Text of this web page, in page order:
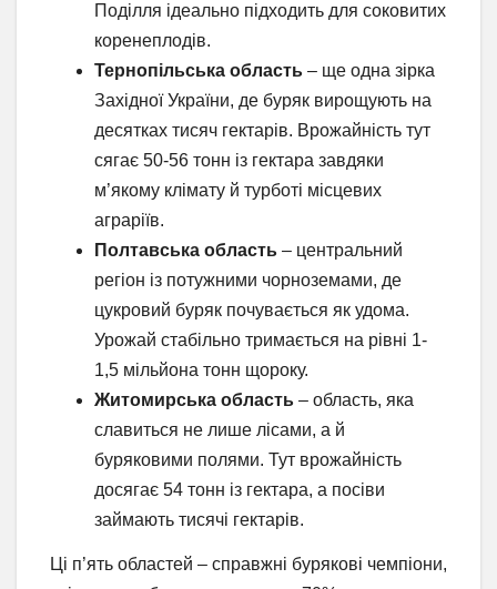
Поділля ідеально підходить для соковитих
коренеплодів.
Тернопільська область – ще одна зірка
Західної України, де буряк вирощують на
десятках тисяч гектарів. Врожайність тут
сягає 50-56 тонн із гектара завдяки
м’якому клімату й турботі місцевих
аграріїв.
Полтавська область – центральний
регіон із потужними чорноземами, де
цукровий буряк почувається як удома.
Урожай стабільно тримається на рівні 1-
1,5 мільйона тонн щороку.
Житомирська область – область, яка
славиться не лише лісами, а й
буряковими полями. Тут врожайність
досягає 54 тонн із гектара, а посіви
займають тисячі гектарів.
Ці п’ять областей – справжні бурякові чемпіони,